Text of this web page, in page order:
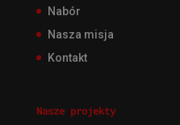
Nabór
Nasza misja
Kontakt
Nasze projekty